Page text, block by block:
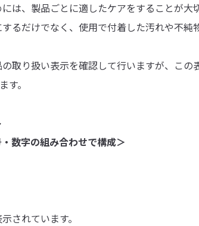
は、製品ごとに適したケアをすることが大
るだけでなく、使用で付着した汚れや不純
取り扱い表示を確認して行いますが、この
す。
数字の組み合わせで構成＞
されています。